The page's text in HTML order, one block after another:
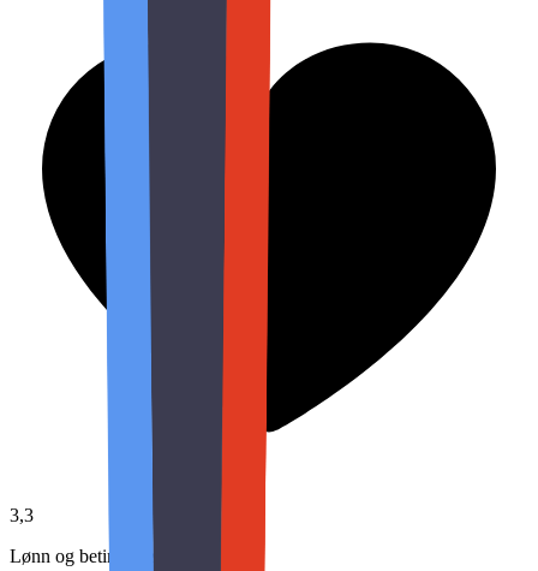
3,3
Lønn og betingelser